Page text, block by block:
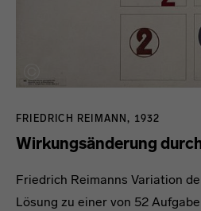
FRIEDRICH REIMANN, 1932
Wirkungsänderung
Friedrich Reimanns Variation
Lösung zu einer von 52